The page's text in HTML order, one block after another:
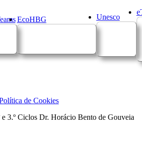
EcoHBG Unesco
de Cookies
3.º Ciclos Dr. Horácio Bento de Gouveia